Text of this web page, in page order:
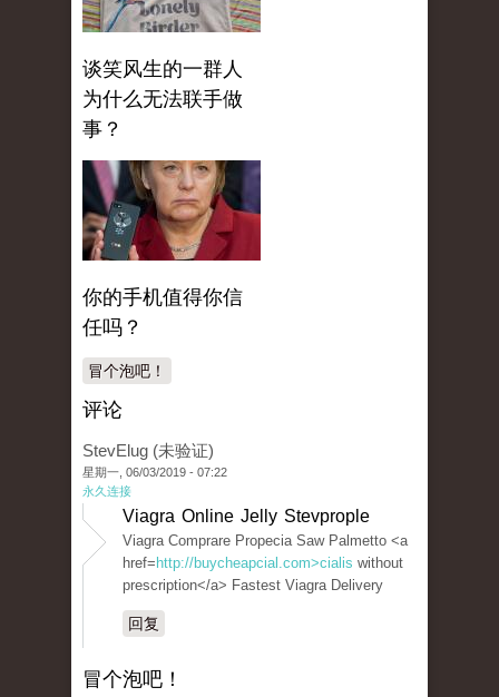
谈笑风生的一群人
为什么无法联手做
事？
你的手机值得你信
任吗？
冒个泡吧！
评论
StevElug (未验证)
星期一, 06/03/2019 - 07:22
永久连接
Viagra Online Jelly Stevprople
Viagra Comprare Propecia Saw Palmetto <a
href= http://buycheapcial.com>cialis without
prescription</a> Fastest Viagra Delivery
回复
冒个泡吧！